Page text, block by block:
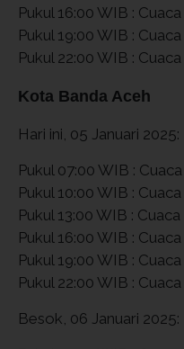
Pukul 16:00 WIB :
Pukul 19:00 WIB :
Pukul 22:00 WIB :
Kota Banda Aceh
Hari ini, 05 Januari 2025:
Pukul 07:00 WIB :
Pukul 10:00 WIB :
Pukul 13:00 WIB :
Pukul 16:00 WIB :
Pukul 19:00 WIB :
Pukul 22:00 WIB :
Besok, 06 Januari 2025: